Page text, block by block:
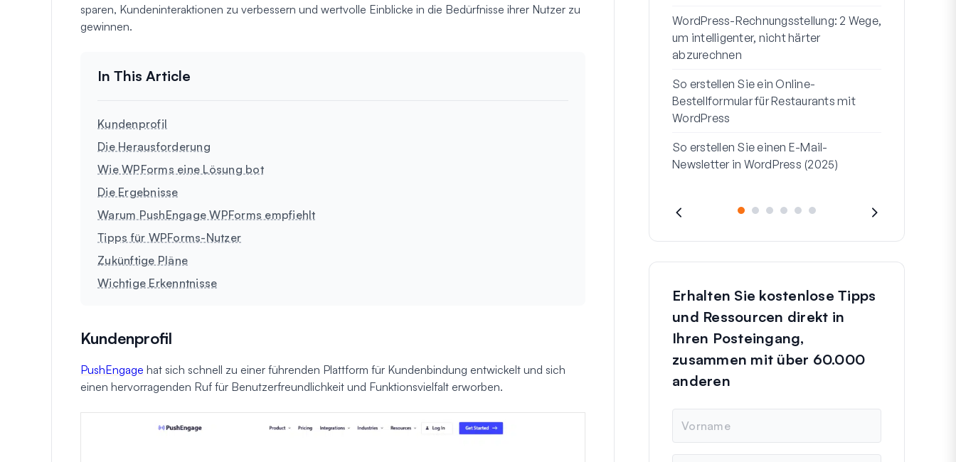
sparen, Kundeninteraktionen zu verbessern und wertvolle Einblicke in die Bedürfnisse ihrer Nutzer zu
gewinnen.
Kundenprofil
Die Herausforderung
Wie WPForms eine Lösung bot
Die Ergebnisse
Warum PushEngage WPForms empfiehlt
Tipps für WPForms-Nutzer
Zukünftige Pläne
Wichtige Erkenntnisse
Kundenprofil
PushEngage hat sich schnell zu einer führenden Plattform für Kundenbindung entwickelt und sich
einen hervorragenden Ruf für Benutzerfreundlichkeit und Funktionsvielfalt erworben.
WordPress-Rechnungsstellung: 2 Wege,
um intelligenter, nicht härter
abzurechnen
So erstellen Sie ein Online-
Bestellformular für Restaurants mit
WordPress
So erstellen Sie einen E-Mail-
Newsletter in WordPress (2025)
Erhalten Sie kostenlose Tipps
und Ressourcen direkt in
Ihren Posteingang,
zusammen mit über 60.000
anderen
m
e